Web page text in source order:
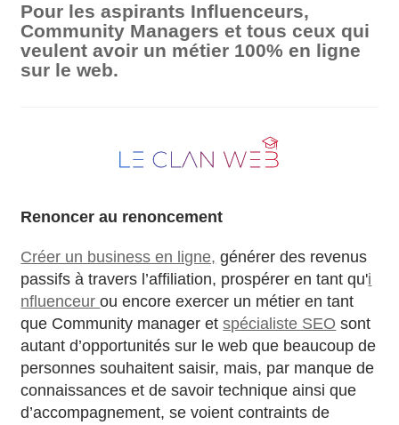
Pour les aspirants Influenceurs,
Community Managers et tous ceux qui
veulent avoir un métier 100% en ligne
sur le web.
Renoncer au renoncement
Créer un business en ligne, générer des revenus
passifs à travers l’affiliation, prospérer en tant qu'i
nfluenceurou encore exercer un métier en tant
que Community manager etspécialiste SEO sont
autant d’opportunités sur le web que beaucoup de
personnes souhaitent saisir, mais, par manque de
connaissances et de savoir technique ainsi que
d’accompagnement, se voient contraints de